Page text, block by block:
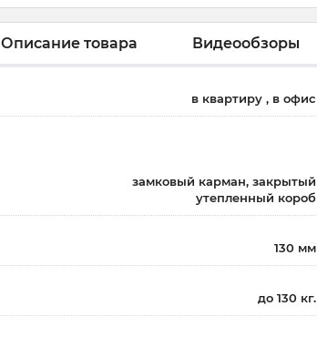
Описание товара Видеообзоры
в квартиру , в офис
замковый карман, закрытый
утепленный короб
130 мм
до 130 кг.